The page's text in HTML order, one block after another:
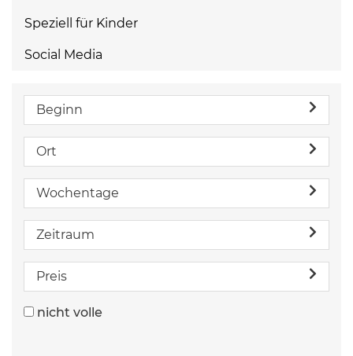
Speziell für Kinder
Social Media
Beginn
Ort
Wochentage
Zeitraum
Preis
nicht volle